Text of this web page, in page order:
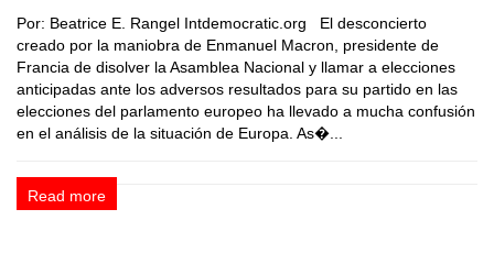
Por: Beatrice E. Rangel Intdemocratic.org El desconcierto
creado por la maniobra de Enmanuel Macron, presidente de
Francia de disolver la Asamblea Nacional y llamar a elecciones
anticipadas ante los adversos resultados para su partido en las
elecciones del parlamento europeo ha llevado a mucha confusión
en el análisis de la situación de Europa. As�...
Read more